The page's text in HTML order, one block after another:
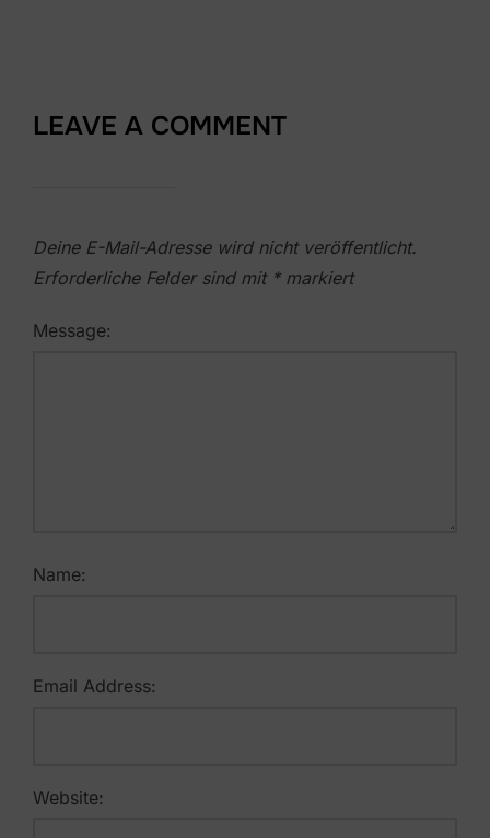
LEAVE A COMMENT
Deine E-Mail-Adresse wird nicht veröffentlicht.
Erforderliche Felder sind mit *markiert
Message:
Name:
Email Address:
Website: